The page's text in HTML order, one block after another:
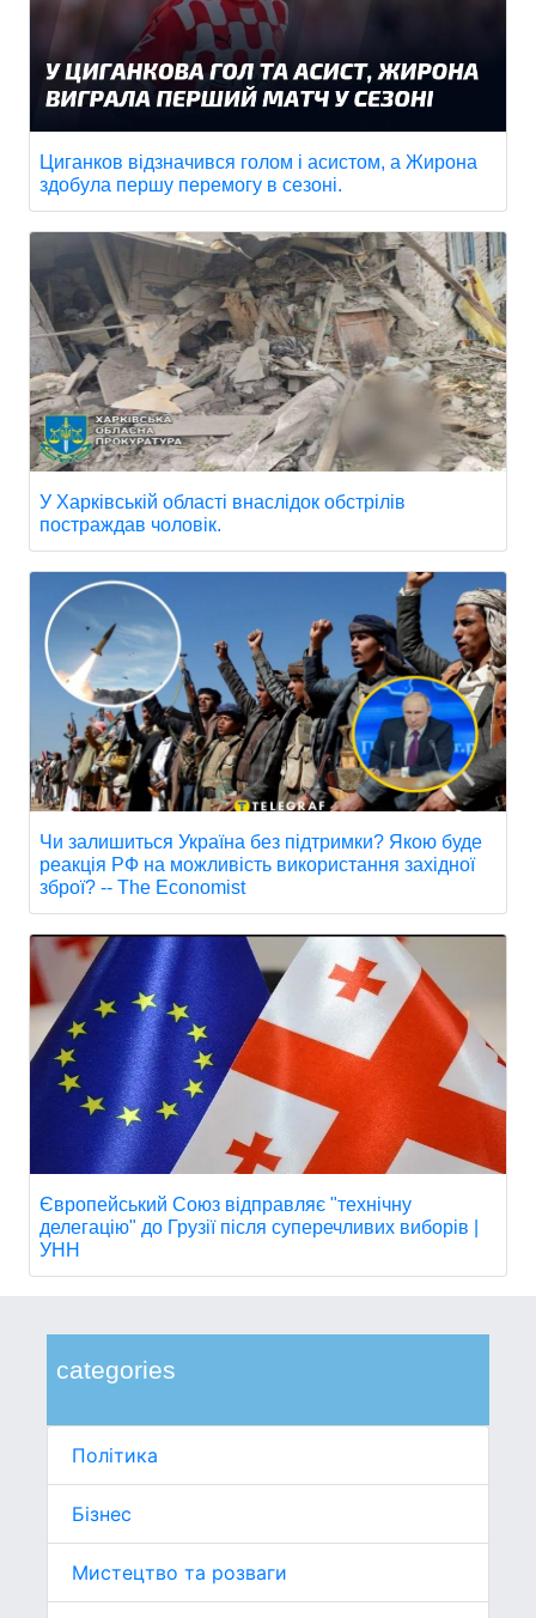
categories
Політика
Бізнес
Мистецтво та розваги
Циганков відзначився голом і асистом, а Жирона
здобула першу перемогу в сезоні.
У Харківській області внаслідок обстрілів
постраждав чоловік.
Чи залишиться Україна без підтримки? Якою буде
реакція РФ на можливість використання західної
зброї? -- The Economist
Європейський Союз відправляє "технічну
делегацію" до Грузії після суперечливих виборів |
УНН